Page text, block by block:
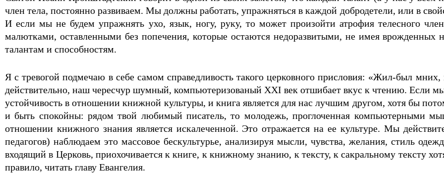
член тела, постоянно развиваем. Мы должны работать, упражняться в каждой добродетели, или в
И если мы не будем упражнять ухо, язык, ногу, руку, то может произойти атрофия телесного
малютками, оставленными без попечения, которые остаются недоразвитыми, не имея врожденных
талантам и способностям.
Я с тревогой подмечаю в себе самом справедливость такого церковного присловия: «Жил-был
действительно, наш чересчур шумный, компьютеризованый XXI век отшибает вкус к чтению. Если
устойчивость в отношении книжной культуры, и книга является для нас лучшим другом, хотя бы
и быть спокойны: рядом твой любимый писатель, то молодежь, проглоченная компьютерными
отношении книжного знания является искалеченной. Это отражается на ее культуре. Мы
педагогов) наблюдаем это массовое бескультурье, анализируя мысли, чувства, желания, стиль
входящий в Церковь, приохочивается к книге, к книжному знанию, к тексту, к сакральному тексту
правило, читать главу Евангелия.